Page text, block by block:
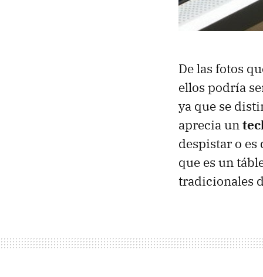
De las fotos
ellos podría
ya que se
aprecia un
despistar o
que es un
tradicionales